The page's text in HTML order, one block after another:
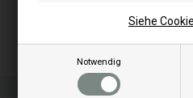
Notwendig
Siehe